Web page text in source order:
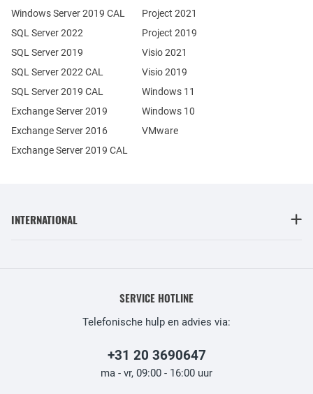
Exchange Server 2019
Exchange Server 2016
SQL Server 2022
SQL Server 2019
Windows Server 2019 CAL
SQL Server 2022 CAL
SQL Server 2019 CAL
Exchange Server 2019 CAL
Project 2021
Project 2019
Visio 2021
Visio 2019
Windows 11
Windows 10
VMware
INTERNATIONAL
SERVICE HOTLINE
Telefonische hulp en advies via:
+31 20 3690647
ma - vr, 09:00 - 16:00 uur